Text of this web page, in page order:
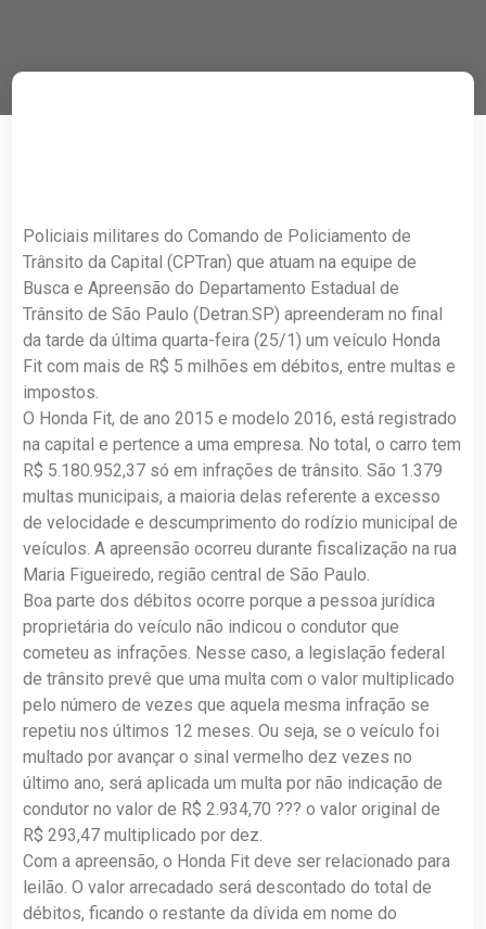
Policiais militares do Comando de Policiamento de
Trânsito da Capital (CPTran) que atuam na equipe de
Busca e Apreensão do Departamento Estadual de
Trânsito de São Paulo (Detran.SP) apreenderam no final
da tarde da última quarta-feira (25/1) um veículo Honda
Fit com mais de R$ 5 milhões em débitos, entre multas e
impostos.
O Honda Fit, de ano 2015 e modelo 2016, está registrado
na capital e pertence a uma empresa. No total, o carro tem
R$ 5.180.952,37 só em infrações de trânsito. São 1.379
multas municipais, a maioria delas referente a excesso
de velocidade e descumprimento do rodízio municipal de
veículos. A apreensão ocorreu durante fiscalização na rua
Maria Figueiredo, região central de São Paulo.
Boa parte dos débitos ocorre porque a pessoa jurídica
proprietária do veículo não indicou o condutor que
cometeu as infrações. Nesse caso, a legislação federal
de trânsito prevê que uma multa com o valor multiplicado
pelo número de vezes que aquela mesma infração se
repetiu nos últimos 12 meses. Ou seja, se o veículo foi
multado por avançar o sinal vermelho dez vezes no
último ano, será aplicada um multa por não indicação de
condutor no valor de R$ 2.934,70 ??? o valor original de
R$ 293,47 multiplicado por dez.
Com a apreensão, o Honda Fit deve ser relacionado para
leilão. O valor arrecadado será descontado do total de
débitos, ficando o restante da dívida em nome do